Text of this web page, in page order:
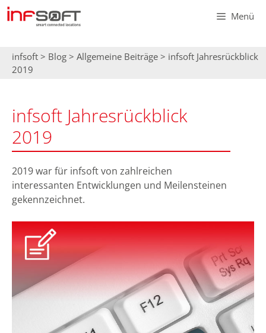
Zum
Inhalt
Menü
infsoft > Blog > Allgemeine Beiträge > infsoft Jahresrückblick
2019
infsoft Jahresrückblick
2019
2019 war für infsoft von zahlreichen
interessanten Entwicklungen und Meilensteinen
gekennzeichnet.